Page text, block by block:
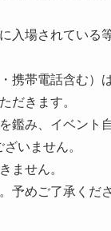
入場されている
帯電話含む）
きます。
鑑み、イベント
いません。
ません。
めご了承くださ